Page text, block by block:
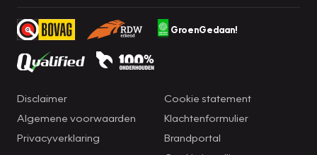
GroenGedaan!
Disclaimer
Algemene voorwaarden
Privacyverklaring
Cookie statement
Klachtenformulier
Brandportal